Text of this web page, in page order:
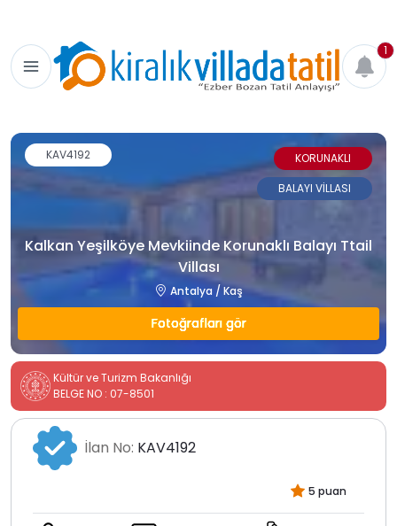
1
Kalkan Yeşilköye Mevkiinde Korunaklı Balayı Ttail
Villası
Antalya / Kaş
Fotoğrafları gör
KAV4192
KORUNAKLI
BALAYI VİLLASI
Kültür ve Turizm Bakanlığı
BELGE NO : 07-8501
İlan No: KAV4192
5 puan